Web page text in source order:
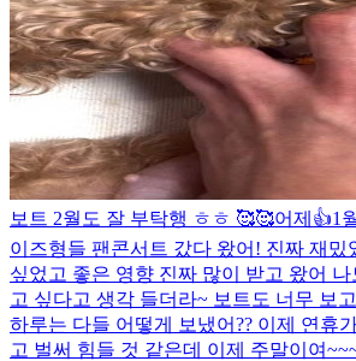
보트 2월도 잘 부탁행 ㅎㅎ 🥰🥰어제👍1
이즈형들 팬콘서트 갔다 왔어! 진짜 재밌
싶었고 좋은 영향 진짜 많이 받고 왔어
고 싶다고 생각 들더라~ 보트도 너무 보
하루는 다들 어떻게 보냈어?? 이제 연휴
고 벌써 힘들 것 같은데 이제 주말이여